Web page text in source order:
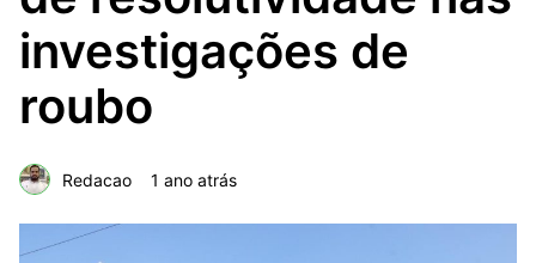
investigações de
roubo
Redacao 1 ano atrás